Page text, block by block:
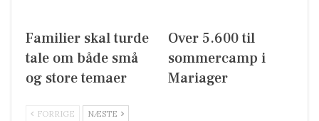
Familier skal turde
tale om både små
og store temaer
Over 5.600 til
sommercamp i
Mariager
FORRIGE NÆSTE